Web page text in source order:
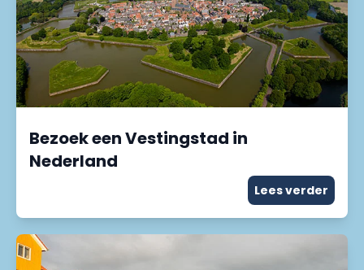
Bezoek een Vestingstad in
Nederland
Lees verder